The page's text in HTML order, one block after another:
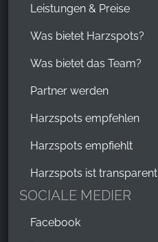
Leistungen & Preise
Was bietet Harzspots?
Was bietet das Team?
Partner werden
Harzspots empfehlen
Harzspots empfiehlt
Harzspots ist transparent
SOCIALE MEDIER
Facebook